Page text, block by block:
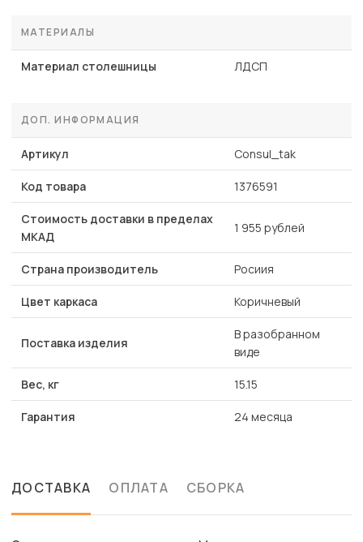
МАТЕРИАЛЫ
Материал столешницы ЛДСП
ДОП. ИНФОРМАЦИЯ
Артикул Consul_tak
Код товара 1376591
Стоимость доставки в пределах
МКАД
1 955 рублей
Страна производитель Росиия
Цвет каркаса Коричневый
Поставка изделия
В разобранном
виде
Вес, кг 15.15
Гарантия 24 месяца
ДОСТАВКА ОПЛАТА СБОРКА